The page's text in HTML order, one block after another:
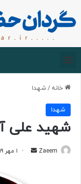
خانه /شهدا
شهدا
شهید علی
Zaeem ۱ مهر ۱۳۹۹